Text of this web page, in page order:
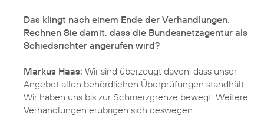
Das klingt nach einem Ende der Verhandlungen.
Rechnen Sie damit, dass die Bundesnetzagentur als
Schiedsrichter angerufen wird?
Markus Haas: Wir sind überzeugt davon, dass unser
Angebot allen behördlichen Überprüfungen standhält.
Wir haben uns bis zur Schmerzgrenze bewegt. Weitere
Verhandlungen erübrigen sich deswegen.